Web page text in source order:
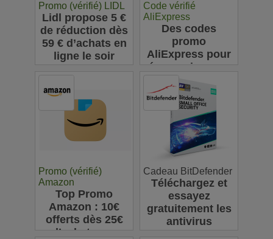
Promo (vérifié) LIDL
Lidl propose 5 €
de réduction dès
59 € d’achats en
ligne le soir
Code vérifié
AliExpress
Des codes
promo
AliExpress pour
économiser sur
vos achats en
ligne : jusqu'à
63€
Promo (vérifié)
Amazon
Top Promo
Amazon : 10€
offerts dès 25€
d’achats sur
Cadeau BitDefender
Téléchargez et
essayez
gratuitement les
antivirus